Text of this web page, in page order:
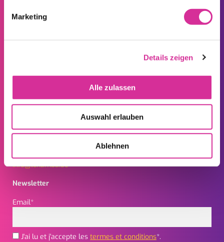
Marketing
Details zeigen
Alle zulassen
Auswahl erlauben
Ablehnen
TCHAMBA FOR BUSINESS
Rue de Herbesthal 321
+32 (0) 87 49 00 36
info@tchamba.be
Newsletter
Email*
J'ai lu et j'accepte les termes et conditions*.